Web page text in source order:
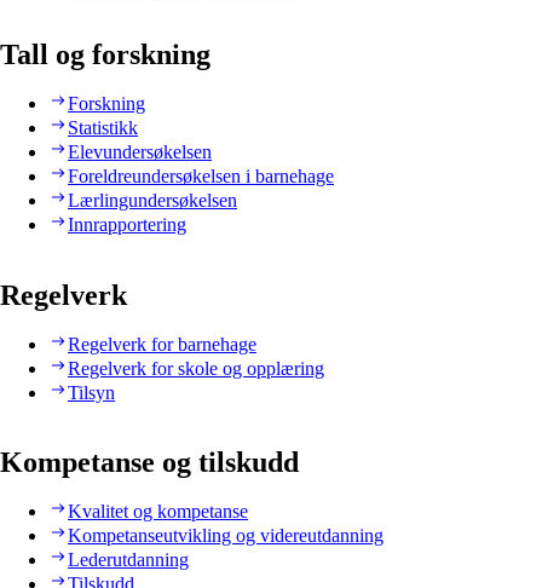
Tall og forskning
Forskning
Statistikk
Elevundersøkelsen
Foreldreundersøkelsen i barnehage
Lærlingundersøkelsen
Innrapportering
Regelverk
Regelverk for barnehage
Regelverk for skole og opplæring
Tilsyn
Kompetanse og tilskudd
Kvalitet og kompetanse
Kompetanseutvikling og videreutdanning
Lederutdanning